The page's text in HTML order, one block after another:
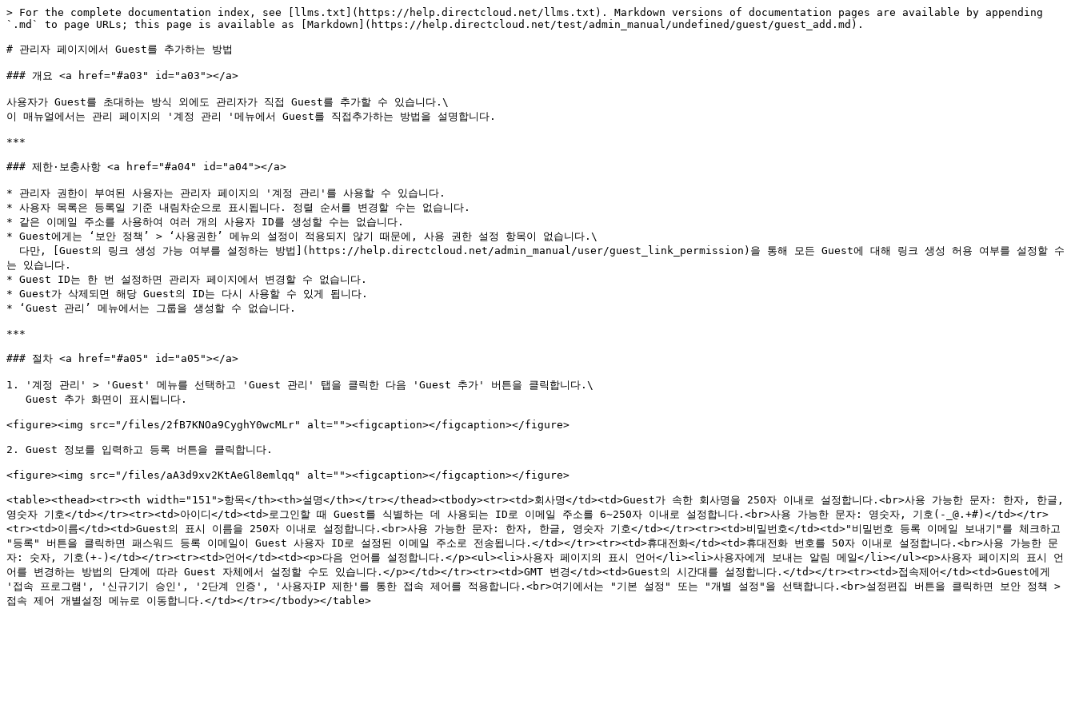
> For the complete documentation index, see [llms.txt](https://help.directcloud.net/llms.txt). Markdown versions of documentation pages are available by appending
`.md` to page URLs; this page is available as [Markdown](https://help.directcloud.net/test/admin_manual/undefined/guest/guest_add.md).
# 관리자 페이지에서 Guest를 추가하는 방법
### 개요 <a href="#a03" id="a03"></a>
사용자가 Guest를 초대하는 방식 외에도 관리자가 직접 Guest를 추가할 수 있습니다.\
이 매뉴얼에서는 관리 페이지의 '계정 관리 '메뉴에서 Guest를 직접추가하는 방법을 설명합니다.
***
### 제한·보충사항 <a href="#a04" id="a04"></a>
* 관리자 권한이 부여된 사용자는 관리자 페이지의 '계정 관리'를 사용할 수 있습니다.
* 사용자 목록은 등록일 기준 내림차순으로 표시됩니다. 정렬 순서를 변경할 수는 없습니다.
* 같은 이메일 주소를 사용하여 여러 개의 사용자 ID를 생성할 수는 없습니다.
* Guest에게는 ‘보안 정책’ > ‘사용권한’ 메뉴의 설정이 적용되지 않기 때문에, 사용 권한 설정 항목이 없습니다.\
는 있습니다.
* Guest ID는 한 번 설정하면 관리자 페이지에서 변경할 수 없습니다.
* Guest가 삭제되면 해당 Guest의 ID는 다시 사용할 수 있게 됩니다.
* ‘Guest 관리’ 메뉴에서는 그룹을 생성할 수 없습니다.
***
### 절차 <a href="#a05" id="a05"></a>
1. '계정 관리' > 'Guest' 메뉴를 선택하고 'Guest 관리' 탭을 클릭한 다음 'Guest 추가' 버튼을 클릭합니다.\
<figure><img src="/files/2fB7KNOa9CyghY0wcMLr" alt=""><figcaption></figcaption></figure>
2. Guest 정보를 입력하고 등록 버튼을 클릭합니다.
<figure><img src="/files/aA3d9xv2KtAeGl8emlqq" alt=""><figcaption></figcaption></figure>
<table><thead><tr><th width="151">항목</th><th>설명</th></tr></thead><tbody><tr><td>회사명</td><td>Guest가 속한 회사명을 250자 이내로 설정합니다.<br>사용 가능한 문자: 한자, 한글,
영숫자 기호</td></tr><tr><td>아이디</td><td>로그인할 때 Guest를 식별하는 데 사용되는 ID로 이메일 주소를 6~250자 이내로 설정합니다.<br>사용 가능한 문자: 영숫자, 기호(-_@.+#)</td></tr>
<tr><td>이름</td><td>Guest의 표시 이름을 250자 이내로 설정합니다.<br>사용 가능한 문자: 한자, 한글, 영숫자 기호</td></tr><tr><td>비밀번호</td><td>"비밀번호 등록 이메일 보내기"를 체크하고
"등록" 버튼을 클릭하면 패스워드 등록 이메일이 Guest 사용자 ID로 설정된 이메일 주소로 전송됩니다.</td></tr><tr><td>휴대전화</td><td>휴대전화 번호를 50자 이내로 설정합니다.<br>사용 가능한 문
자: 숫자, 기호(+-)</td></tr><tr><td>언어</td><td><p>다음 언어를 설정합니다.</p><ul><li>사용자 페이지의 표시 언어</li><li>사용자에게 보내는 알림 메일</li></ul><p>사용자 페이지의 표시 언
어를 변경하는 방법의 단계에 따라 Guest 자체에서 설정할 수도 있습니다.</p></td></tr><tr><td>GMT 변경</td><td>Guest의 시간대를 설정합니다.</td></tr><tr><td>접속제어</td><td>Guest에게
'접속 프로그램', '신규기기 승인', '2단계 인증', '사용자IP 제한'를 통한 접속 제어를 적용합니다.<br>여기에서는 "기본 설정" 또는 "개별 설정"을 선택합니다.<br>설정편집 버튼을 클릭하면 보안 정책 >